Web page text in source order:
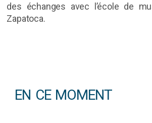
des échanges avec l’école de
Zapatoca.
EN CE MOMENT